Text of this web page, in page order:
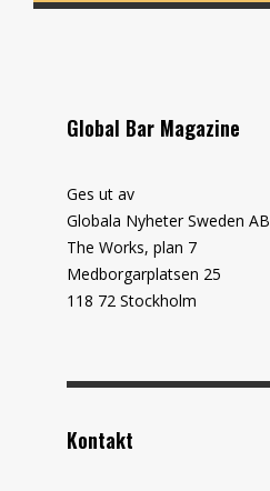
Global Bar Magazine
Ges ut av
Globala Nyheter Sweden AB
The Works, plan 7
Medborgarplatsen 25
118 72 Stockholm
Kontakt